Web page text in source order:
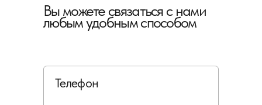
Вы можете связаться с нами
любым удобным способом
Телефон